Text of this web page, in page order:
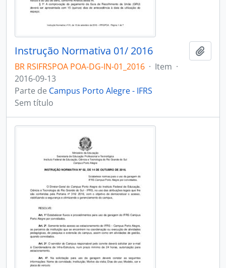
Instrução Normativa 01/ 2016
BR RSIFRSPOA POA-DG-IN-01_2016 · Item ·
2016-09-13
Parte de Campus Porto Alegre - IFRS
Sem título